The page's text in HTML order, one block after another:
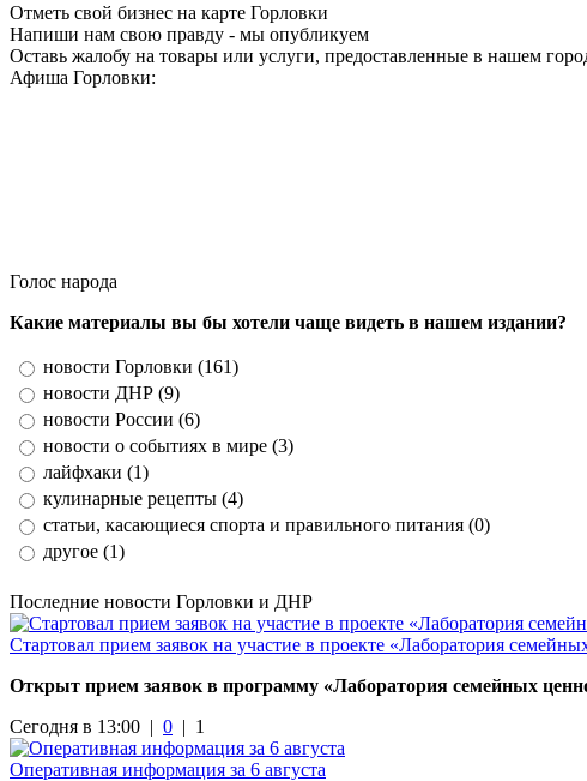
Отметь свой бизнес на карте Горловки
Напиши нам свою правду - мы опубликуем
Оставь жалобу на товары или услуги, предоставленные в нашем
Афиша Горловки:
Голос народа
Какие материалы вы бы хотели чаще видеть в нашем издании?
новости Горловки (161)
новости ДНР (9)
новости России (6)
новости о событиях в мире (3)
лайфхаки (1)
кулинарные рецепты (4)
статьи, касающиеся спорта и правильного питания (0)
другое (1)
Последние новости Горловки и ДНР
Стартовал прием заявок на участие в проекте «Лаборатория
Открыт прием заявок в программу «Лаборатория семейных
Сегодня в 13:00 | 0 | 1
Оперативная информация за 6 августа